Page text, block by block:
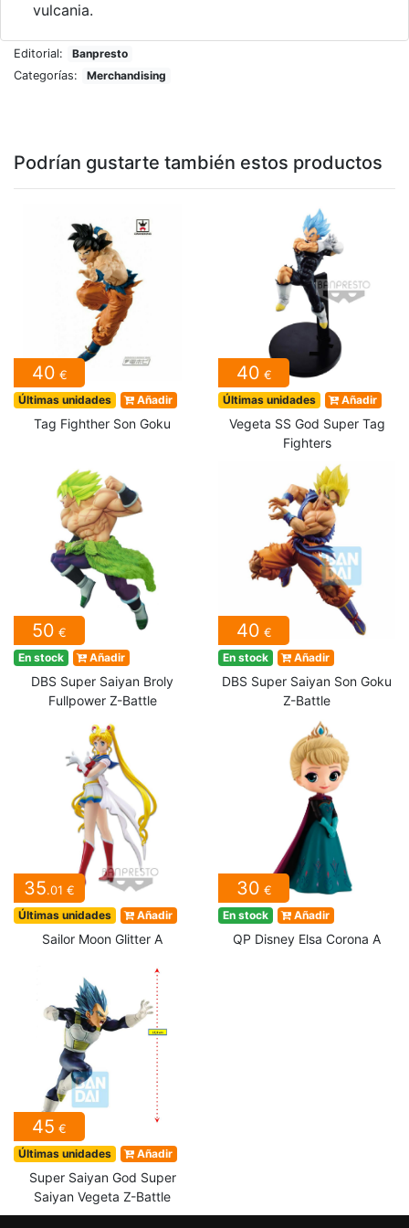
vulcania.
Editorial:
Banpresto
Categorías:
Merchandising
Podrían gustarte también estos productos
40 €
Últimas unidades Añadir
Tag Fighther Son Goku
40 €
Últimas unidades Añadir
Vegeta SS God Super Tag
Fighters
50 €
En stock Añadir
DBS Super Saiyan Broly
Fullpower Z-Battle
40 €
En stock Añadir
DBS Super Saiyan Son Goku
Z-Battle
35.01 €
Últimas unidades Añadir
Sailor Moon Glitter A
30 €
En stock Añadir
QP Disney Elsa Corona A
45 €
Últimas unidades Añadir
Super Saiyan God Super
Saiyan Vegeta Z-Battle